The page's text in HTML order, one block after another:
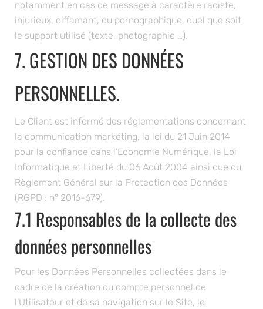
notamment en cas de message à caractère raciste,
injurieux, diffamant, ou pornographique, quel que soit
le support utilisé (texte, photographie …).
7. GESTION DES DONNÉES
PERSONNELLES.
Le Client est informé des réglementations concernant
la communication marketing, la loi du 21 Juin 2014
pour la confiance dans l’Economie Numérique, la Loi
Informatique et Liberté du 06 Août 2004 ainsi que du
Règlement Général sur la Protection des Données
(RGPD : n° 2016-679).
7.1 Responsables de la collecte des
données personnelles
Pour les Données Personnelles collectées dans le
cadre de la création du compte personnel de
l’Utilisateur et de sa navigation sur le Site, le